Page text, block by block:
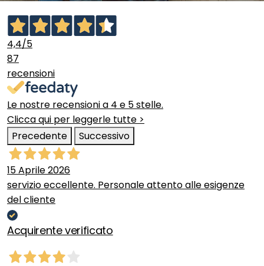
4,4/5
87
recensioni
Le nostre recensioni a 4 e 5 stelle.
Clicca qui per leggerle tutte >
Precedente
Successivo
15 Aprile 2026
servizio eccellente. Personale attento alle esigenze
del cliente
Acquirente verificato